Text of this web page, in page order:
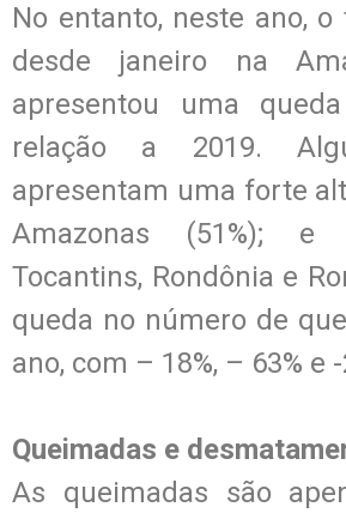
No entanto, neste ano,
desde janeiro na
apresentou uma
relação a 2019.
apresentam uma forte
Amazonas (51%); e
Tocantins, Rondônia e
queda no número de
ano, com – 18%, – 63% e -
Queimadas e
As queimadas são